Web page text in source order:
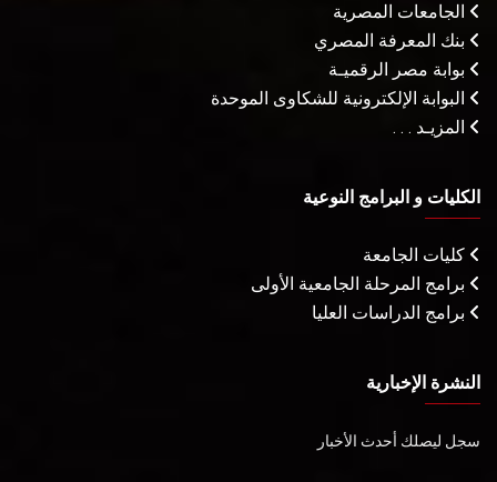
الجامعات المصرية
بنك المعرفة المصري
بوابة مصر الرقميـة
البوابة الإلكترونية للشكاوى الموحدة
المزيـد . . .
الكليات و البرامج النوعية
كليات الجامعة
برامج المرحلة الجامعية الأولى
برامج الدراسات العليا
النشرة الإخبارية
سجل ليصلك أحدث الأخبار